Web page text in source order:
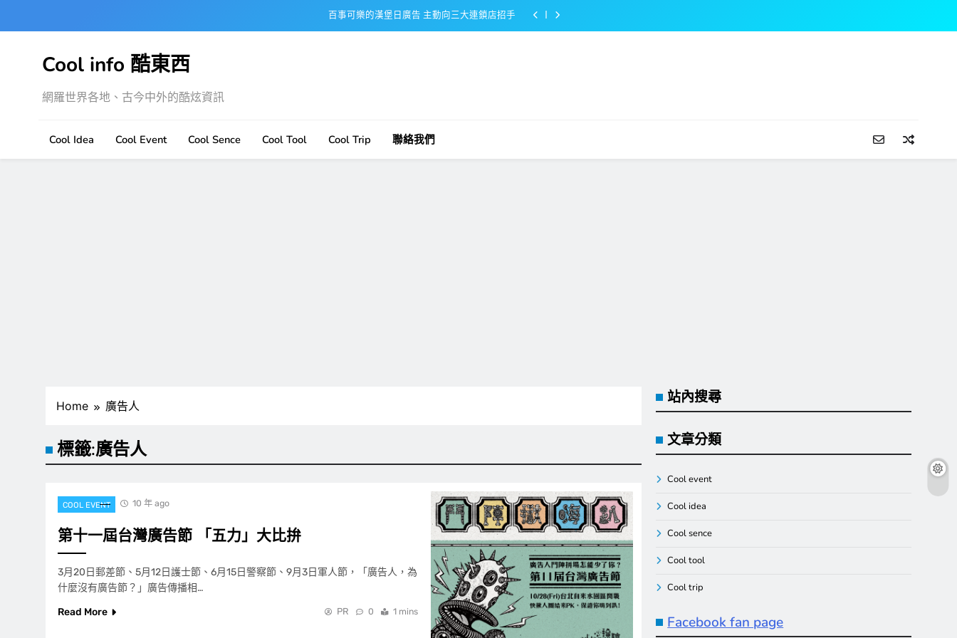
百事可樂的漢堡日廣告 主動向三大連鎖店招手
百事可樂的漢堡日廣告 主動向三大連鎖店招手
Cool info 酷東西
網羅世界各地、古今中外的酷炫資訊
Cool Idea Cool Event Cool Sence Cool Tool Cool Trip 聯絡我們
Home 廣告人
標籤:廣告人
COOL EVENT 10 年 ago
第十一屆台灣廣告節 「五力」大比拚
3月20日郵差節、5月12日護士節、6月15日警察節、9月3日軍人節，「廣告人，為
什麼沒有廣告節？」廣告傳播相…
Read More
PR 0 1 mins
站內搜尋
文章分類
Cool event
Cool idea
Cool sence
Cool tool
Cool trip
Facebook fan page